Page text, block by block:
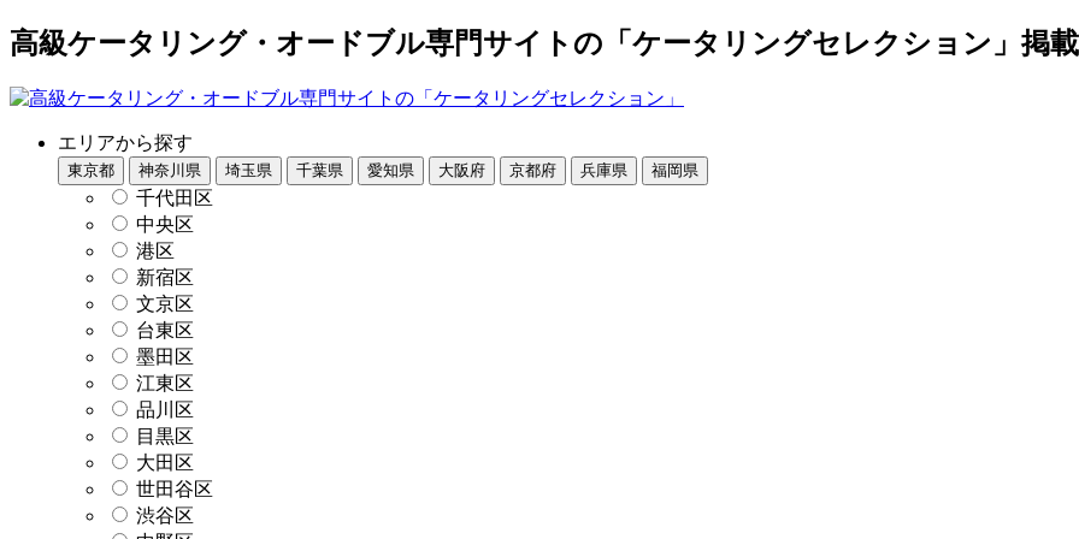
高級ケータリング・オードブル専門サイトの「ケータリングセレクション」掲
エリアから探す
東京都 神奈川県 埼玉県 千葉県 愛知県 大阪府 京都府 兵庫県 福岡県
千代田区
中央区
港区
新宿区
文京区
台東区
墨田区
江東区
品川区
目黒区
大田区
世田谷区
渋谷区